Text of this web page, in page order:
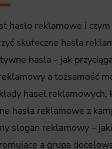
hasło reklamowe i
skuteczne hasła
hasła – jak
a tożsamość
haseł
hasła reklamowe z
slogan reklamowy –
a grupa